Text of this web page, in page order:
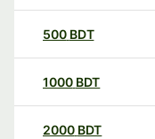
500 BDT
1000 BDT
2000 BDT